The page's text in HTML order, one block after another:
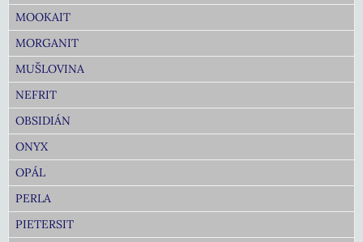
MOOKAIT
MORGANIT
MUŠLOVINA
NEFRIT
OBSIDIÁN
ONYX
OPÁL
PERLA
PIETERSIT